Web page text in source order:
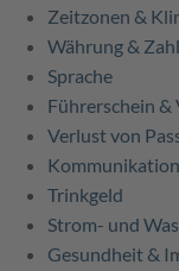
Zeitzonen &
Währung &
Sprache
Führerschein &
Verlust von
Trinkgeld
Strom- und
Gesundheit &